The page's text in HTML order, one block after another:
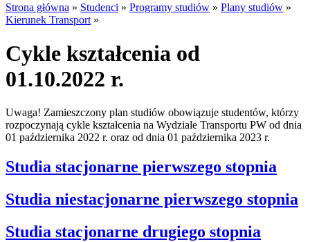
Strona główna » Studenci » Programy studiów » Plany studiów »
Kierunek Transport »
Cykle kształcenia od
01.10.2022 r.
Uwaga! Zamieszczony plan studiów obowiązuje studentów, którzy
rozpoczynają cykle kształcenia na Wydziale Transportu PW od dnia
01 października 2022 r. oraz od dnia 01 października 2023 r.
Studia stacjonarne pierwszego stopnia
Studia niestacjonarne pierwszego stopnia
Studia stacjonarne drugiego stopnia